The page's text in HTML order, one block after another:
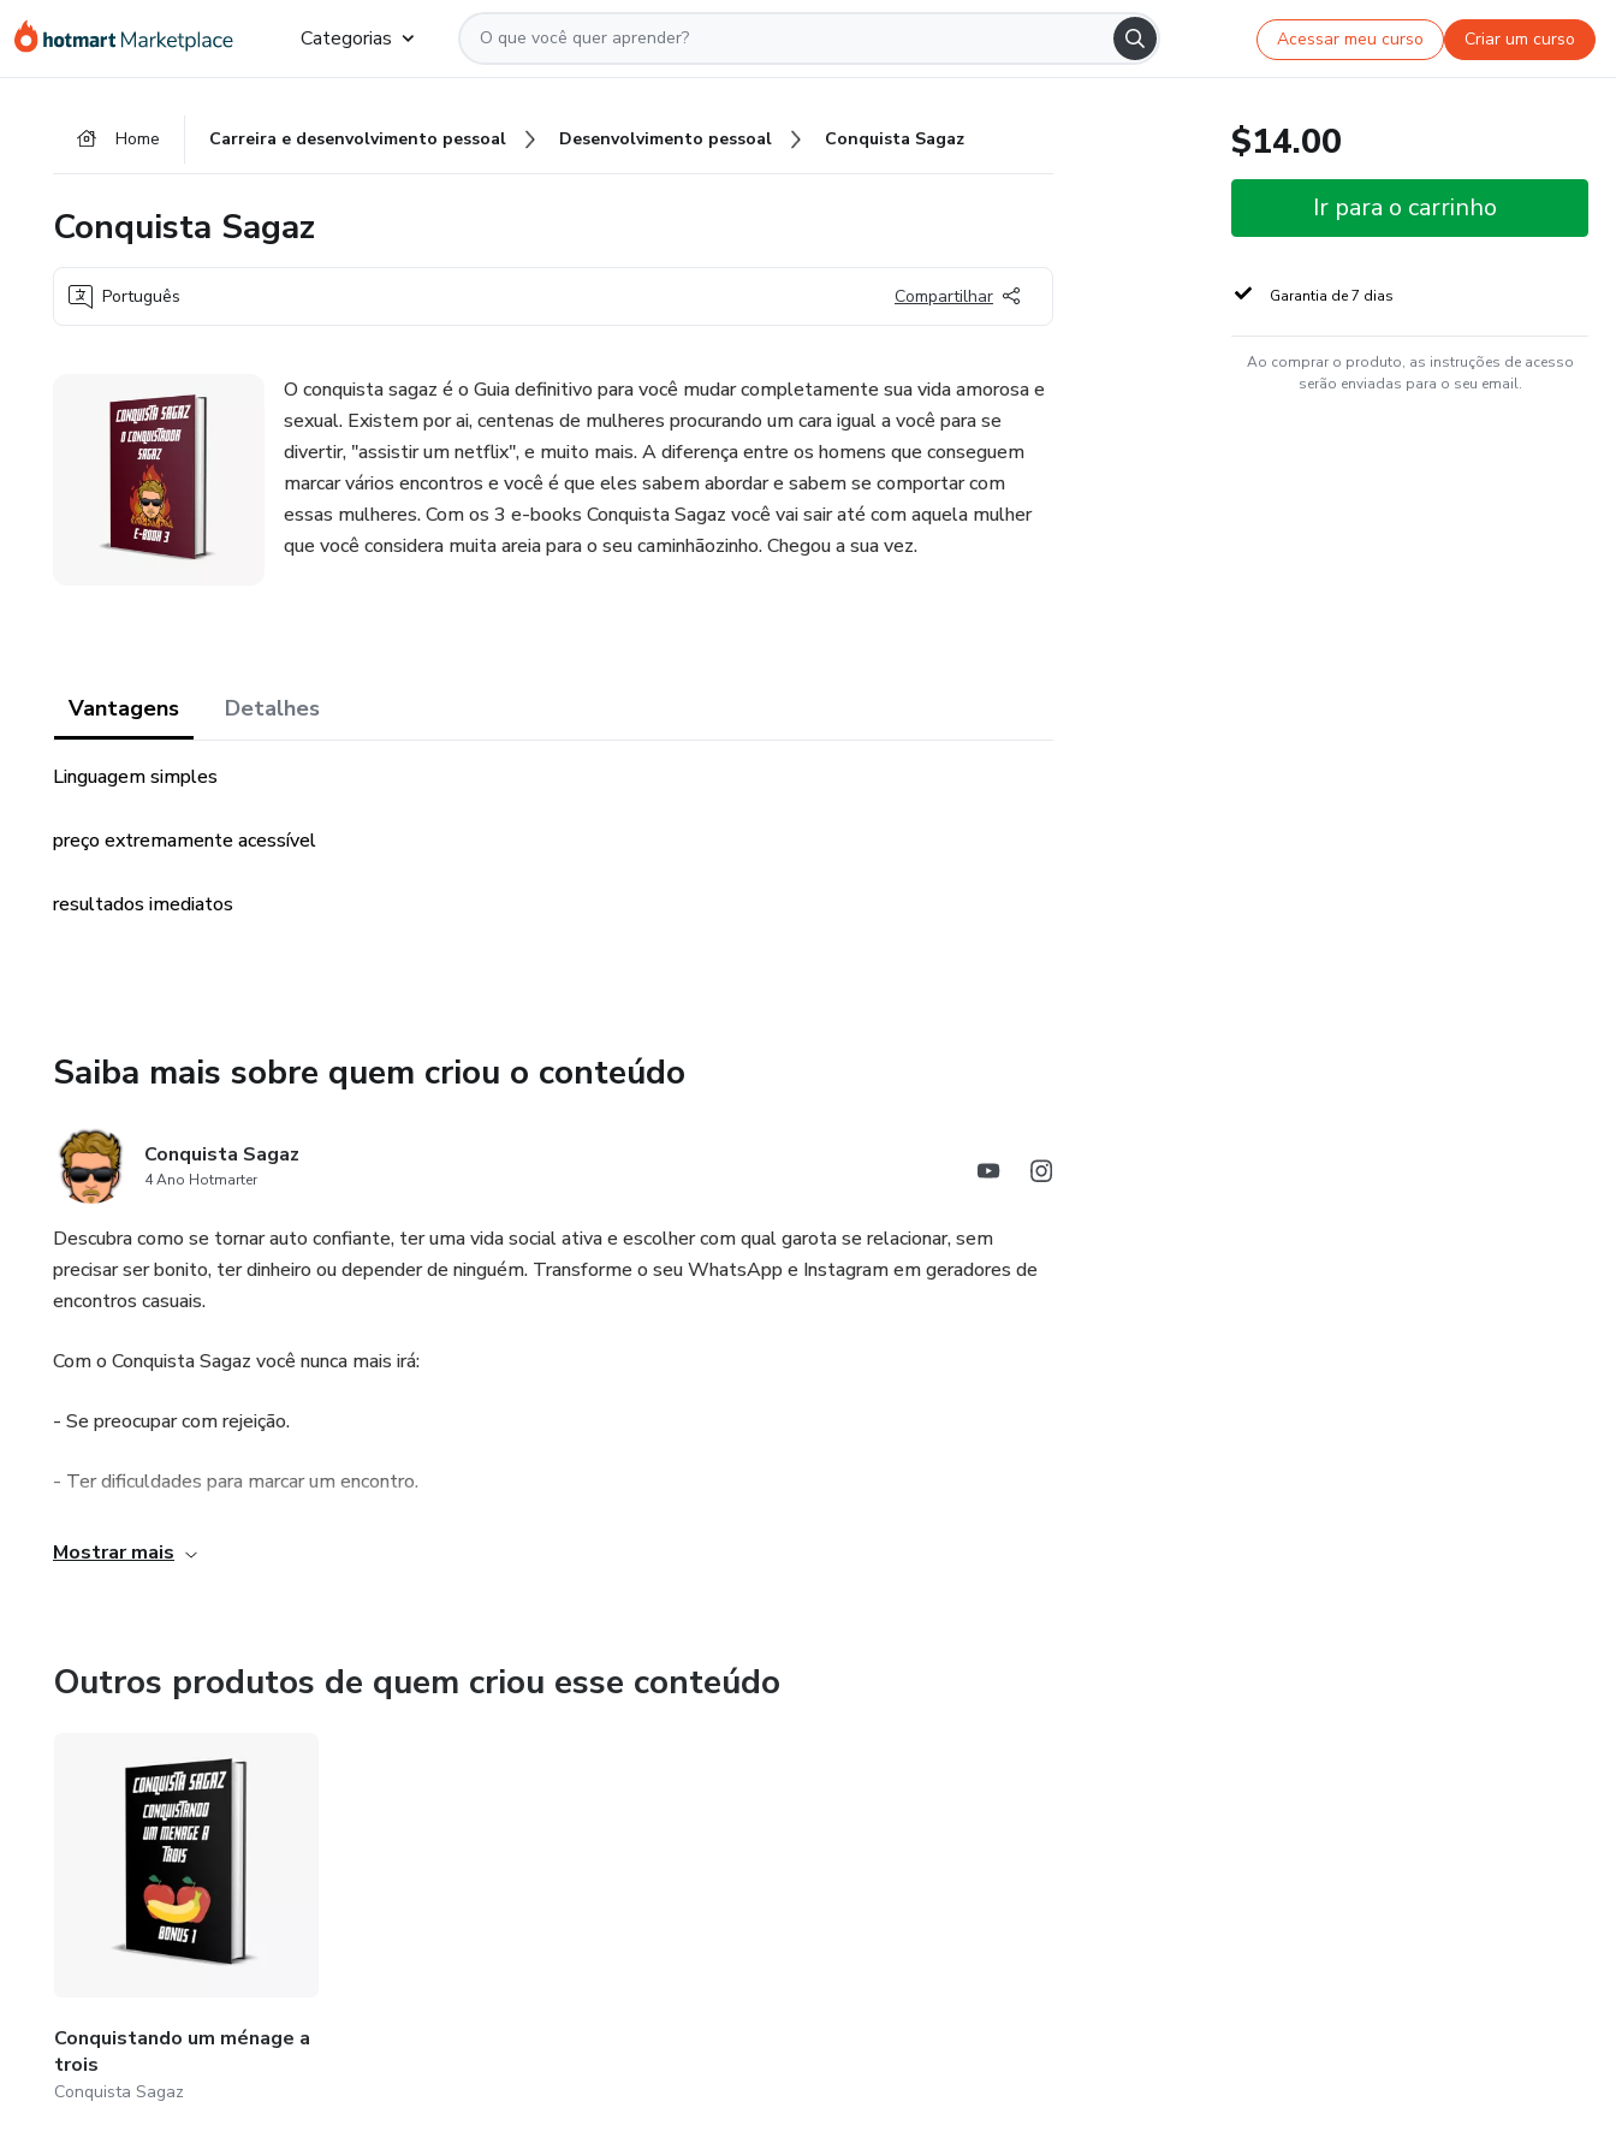
para
para
para
Categorias Acessar meu curso Criar um curso
Home Carreira e desenvolvimento pessoal Desenvolvimento pessoal Conquista Sagaz
Conquista Sagaz
Português Compartilhar
O conquista sagaz é o Guia definitivo para você mudar completamente sua vida amorosa e
sexual. Existem por ai, centenas de mulheres procurando um cara igual a você para se
divertir, "assistir um netflix", e muito mais. A diferença entre os homens que conseguem
marcar vários encontros e você é que eles sabem abordar e sabem se comportar com
essas mulheres. Com os 3 e-books Conquista Sagaz você vai sair até com aquela mulher
que você considera muita areia para o seu caminhãozinho. Chegou a sua vez.
Vantagens Detalhes
Linguagem simples
preço extremamente acessível
resultados imediatos
Saiba mais sobre quem criou o conteúdo
Conquista Sagaz
4 Ano Hotmarter
Descubra como se tornar auto confiante, ter uma vida social ativa e escolher com qual garota se relacionar, sem
precisar ser bonito, ter dinheiro ou depender de ninguém. Transforme o seu WhatsApp e Instagram em geradores de
encontros casuais.
Com o Conquista Sagaz você nunca mais irá:
- Se preocupar com rejeição.
- Ter dificuldades para marcar um encontro.
- Ficar perdido ou sem assunto em um encontro.
Conheça o Conquista Sagaz:
https://www.youtube.com/watch?v=XfbvtTQoW4M
www.conquistasagaz.com.br
Mostrar mais
Outros produtos de quem criou esse conteúdo
Conquistando um ménage a
trois
Conquista Sagaz
$14.00
Ir para o carrinho
Garantia de 7 dias
Ao comprar o produto, as instruções de acesso
serão enviadas para o seu email.